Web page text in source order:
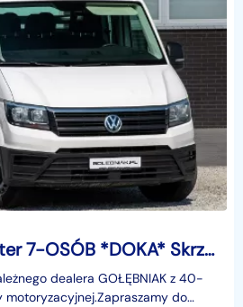
Volkswagen Crafter 7-OSÓB *DOKA* Skrzynia SALON POLSKA | po przeglądzie technicznym |
dealera GOŁĘBNIAK z 40-
do